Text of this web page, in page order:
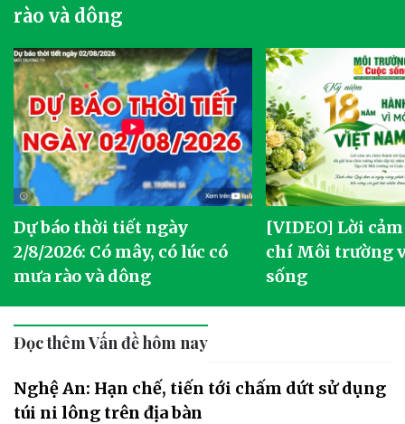
rào và dông
Dự báo thời tiết ngày
2/8/2026: Có mây, có lúc có
mưa rào và dông
[VIDEO] Lời
chí Môi trường
sống
Đọc thêm Vấn đề hôm nay
Nghệ An: Hạn chế, tiến tới chấm dứt sử dụng
túi ni lông trên địa bàn